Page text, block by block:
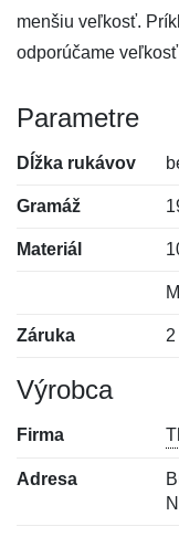
menšiu veľkosť.
odporúčame
Parametre
Dĺžka rukávov
Gramáž
Materiál
Záruka
Výrobca
Firma
Adresa